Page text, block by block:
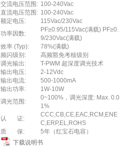
交流电压范围: 100-240Vac
直流电压范围: 100-240Vac
额定电压:
115Vac/230Vac
功率因数:
PF≥0.95/115Vac(满载) PF≥0.
9/230Vac(满载)
效率 (Typ):
78%(满载)
频闪级别:
高频豁免考核级别
调光输出:
T-PWM 超深度调光技术
输出电压:
2-12Vdc
输出电流:
500-1000mA
输出功率:
1W-10W
调光范围:
0~100%，调光深度: Max. 0.0
1%
认 证:
CCC,CB,CE,EAC,RCM,ENE
C,ERP,EL,ROHS
质 保:
5年（红宝石电容）
下载说明书